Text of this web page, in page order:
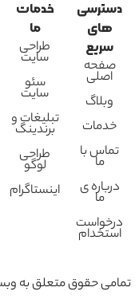
دسترسی
های
سریع
صفحه
اصلی
وبلاگ
خدمات
تماس با
ما
درباره ی
ما
درخواست
استخدام
خدمات
ما
طراحی
سایت
سئو
سایت
تبلیغات و
برندینگ
طراحی
لوگو
اینستاگرام
تمامی حقوق متعلق به